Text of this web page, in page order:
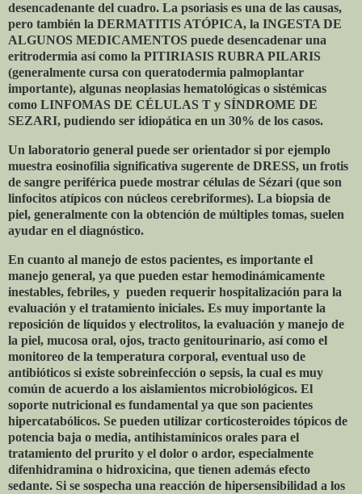
desencadenante del cuadro. La psoriasis es una de las causas,
pero también la DERMATITIS ATÓPICA, la INGESTA DE
ALGUNOS MEDICAMENTOS puede desencadenar una
eritrodermia así como la PITIRIASIS RUBRA PILARIS
(generalmente cursa con queratodermia palmoplantar
importante), algunas neoplasias hematológicas o sistémicas
como LINFOMAS DE CÉLULAS T y SÍNDROME DE
SEZARI, pudiendo ser idiopática en un 30% de los casos.
Un laboratorio general puede ser orientador si por ejemplo
muestra eosinofilia significativa sugerente de DRESS, un frotis
de sangre periférica puede mostrar células de Sézari (que son
linfocitos atípicos con núcleos cerebriformes). La biopsia de
piel, generalmente con la obtención de múltiples tomas, suelen
ayudar en el diagnóstico.
En cuanto al manejo de estos pacientes, es importante el
manejo general, ya que pueden estar hemodinámicamente
inestables, febriles, y pueden requerir hospitalización para la
evaluación y el tratamiento iniciales. Es muy importante la
reposición de líquidos y electrolitos, la evaluación y manejo de
la piel, mucosa oral, ojos, tracto genitourinario, así como el
monitoreo de la temperatura corporal, eventual uso de
antibióticos si existe sobreinfección o sepsis, la cual es muy
común de acuerdo a los aislamientos microbiológicos. El
soporte nutricional es fundamental ya que son pacientes
hipercatabólicos. Se pueden utilizar corticosteroides tópicos de
potencia baja o media, antihistamínicos orales para el
tratamiento del prurito y el dolor o ardor, especialmente
difenhidramina o hidroxicina, que tienen además efecto
sedante. Si se sospecha una reacción de hipersensibilidad a los